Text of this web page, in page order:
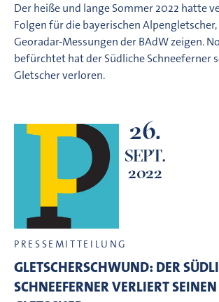
Der heiße und lange Sommer 2022 hatte
Folgen für die bayerischen
Georadar-Messungen der BAdW zeigen.
befürchtet hat der Südliche Schneeferner
Gletscher verloren.
26.
SEPT.
2022
PRESSEMITTEILUNG
GLETSCHERSCHWUND: DER
SCHNEEFERNER VERLIERT